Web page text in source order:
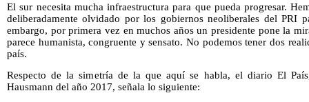
El sur necesita mucha infraestructura para que pueda progresar.
deliberadamente olvidado por los gobiernos neoliberales del PRI
embargo, por primera vez en muchos años un presidente pone la
parece humanista, congruente y sensato. No podemos tener dos
país.
Respecto de la simetría de la que aquí se habla, el diario El
Hausmann del año 2017, señala lo siguiente: